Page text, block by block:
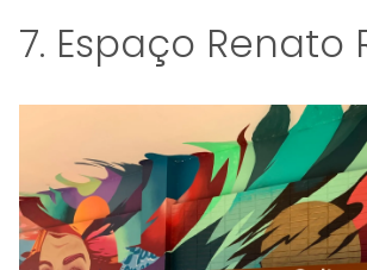
7. Espaço Renato